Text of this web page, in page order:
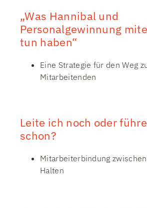
„Was Hannibal und
Personalgewinnung
tun haben“
Eine Strategie für den Weg
Mitarbeitenden
Leite ich noch oder
schon?
Mitarbeiter­bindung
Halten